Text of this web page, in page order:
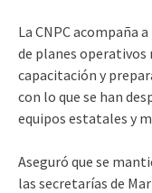
La CNPC acompaña
de planes operativos
capacitación y
con lo que se han
equipos estatales y
Aseguró que se
las secretarías de